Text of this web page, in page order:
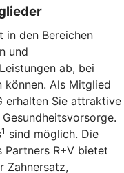
in den Bereichen
und
ab, bei
können. Als Mitglied
erhalten Sie attraktive
1 sind möglich. Die
Partners R+V bietet
Zahnersatz,